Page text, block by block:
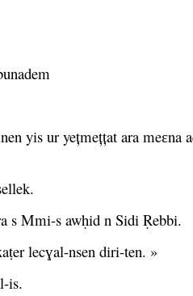
yis ur yețmețțat ara meɛna
s Mmi-s awḥid n Sidi Ṛebbi.
lecɣal-nsen diri-ten. »
is.